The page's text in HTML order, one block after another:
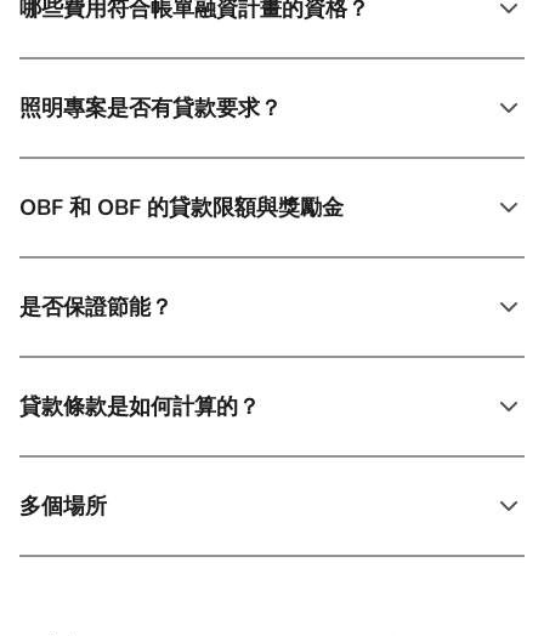
哪些費用符合帳單融資計畫的資格？
照明專案是否有貸款要求？
OBF 和 OBF 的貸款限額與獎勵金
是否保證節能？
貸款條款是如何計算的？
多個場所